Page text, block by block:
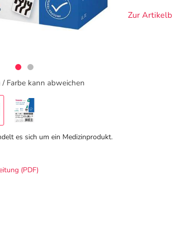
Farbe kann abweichen
Zur
es sich um ein Medizinprodukt.
(PDF)